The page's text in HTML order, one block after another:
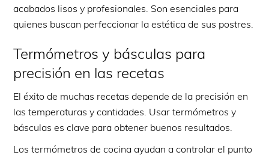
acabados lisos y profesionales. Son esenciales para
quienes buscan perfeccionar la estética de sus postres.
Termómetros y básculas para
precisión en las recetas
El éxito de muchas recetas depende de la precisión en
las temperaturas y cantidades. Usar termómetros y
básculas es clave para obtener buenos resultados.
Los termómetros de cocina ayudan a controlar el punto